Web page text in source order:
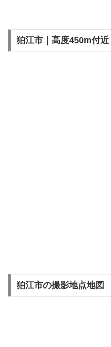
狛江市｜高度450m付近
狛江市の撮影地点地図